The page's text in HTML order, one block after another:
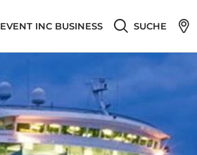
EVENT INC BUSINESS SUCHE